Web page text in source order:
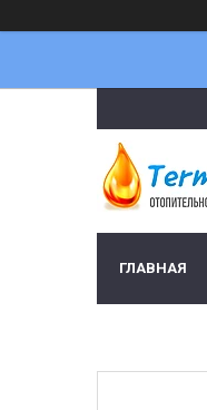
ГЛАВНАЯ